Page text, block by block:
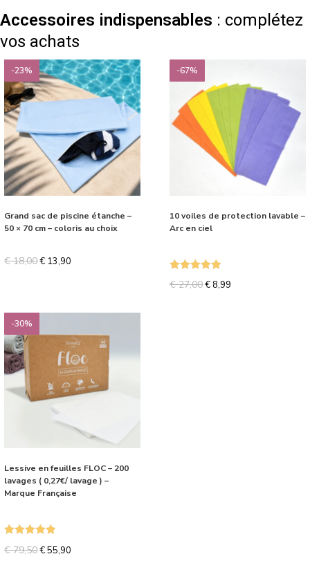
Accessoires indispensables : complétez
vos achats
-23%
Grand sac de piscine étanche –
50 × 70 cm – coloris au choix
€18,00€ 13,90
-67%
10 voiles de protection lavable –
Arc en ciel
€27,00€ 8,99
-30%
Lessive en feuilles FLOC – 200
lavages ( 0,27€/ lavage ) –
Marque Française
€79,50€55,90